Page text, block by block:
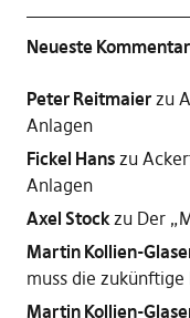
Neueste
Peter Reitmaierzu
Anlagen
Fickel Hanszu
Anlagen
Axel Stockzu Der
Martin Kollien-
muss die
Martin Kollien-